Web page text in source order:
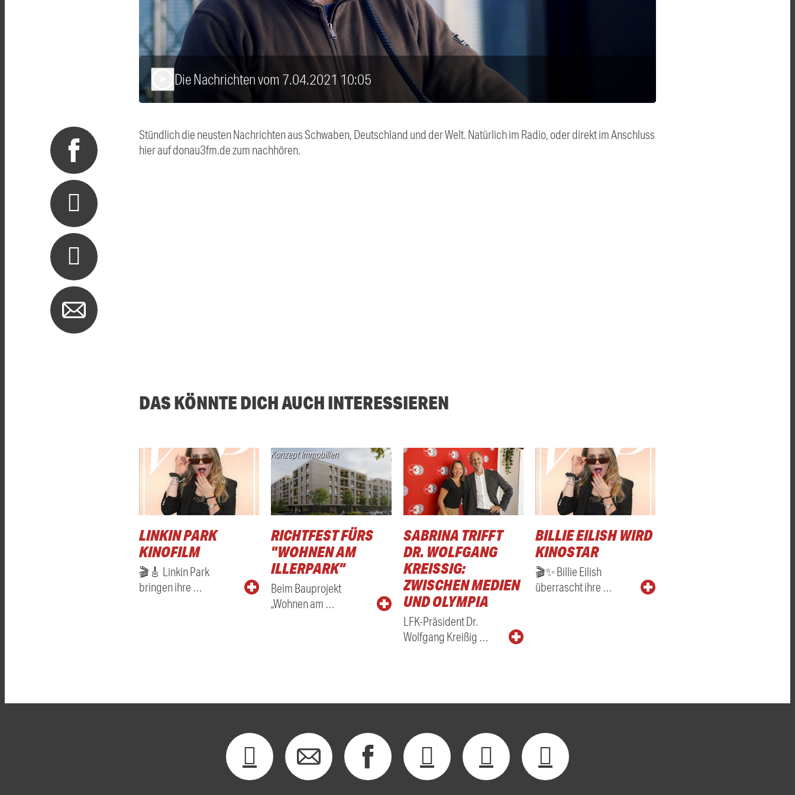
Die Nachrichten vom 7.04.2021 10:05
Stündlich die neusten Nachrichten aus Schwaben, Deutschland und der Welt. Natürlich im Radio, oder direkt im Anschluss
hier auf donau3fm.de zum nachhören.
DAS KÖNNTE DICH AUCH INTERESSIEREN
LINKIN PARK
KINOFILM
🎬🎸 Linkin Park
bringen ihre …
Konzept Immobilien
RICHTFEST FÜRS
"WOHNEN AM
ILLERPARK"
Beim Bauprojekt
„Wohnen am …
SABRINA TRIFFT
DR. WOLFGANG
KREISSIG: Z
WISCHEN MEDIEN U
ND OLYMPIA
LFK-Präsident Dr.
Wolfgang Kreißig …
BILLIE EILISH WIRD
KINOSTAR
🎬✨ Billie Eilish
überrascht ihre …